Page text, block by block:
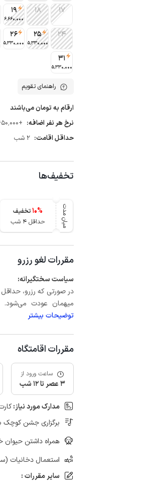
17
18
19
6٬660٬000
24
25
5٬330٬000
26
5٬330٬000
31
5٬330٬000
راهنمای تقویم
ارقام به تومان می‌باشند
نرخ هر نفر اضافه: +650٬000 تومان / بیشتر از 4 نفر
حداقل اقامت: 2 شب
تخفیف‌ها
میان مدت 10%
تخفیف
حداقل 4 شب
مقررات لغو رزرو
سیاست سختگیرانه:
میهمان عودت می‌شود. در غیر
توضیحات بیشتر
مقررات اقامتگاه
ساعت ورود از
3 عصر تا 12 شب
مدارک مورد نیاز:
برگزاری جشن کوچک
همراه داشتن
استعمال دخانیات
سایر مقررات :